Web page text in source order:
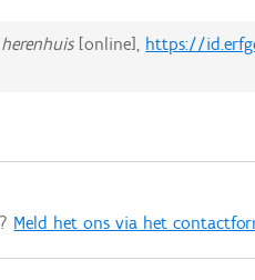
[online], https://
Meld het ons via het